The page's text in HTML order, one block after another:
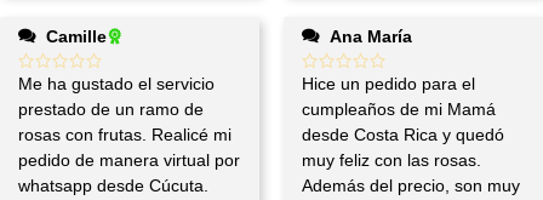
Camille
Me ha gustado el servicio
prestado de un ramo de
rosas con frutas. Realicé mi
pedido de manera virtual por
whatsapp desde Cúcuta.
Ana María
Hice un pedido para el
cumpleaños de mi Mamá
desde Costa Rica y quedó
muy feliz con las rosas.
Además del precio, son muy